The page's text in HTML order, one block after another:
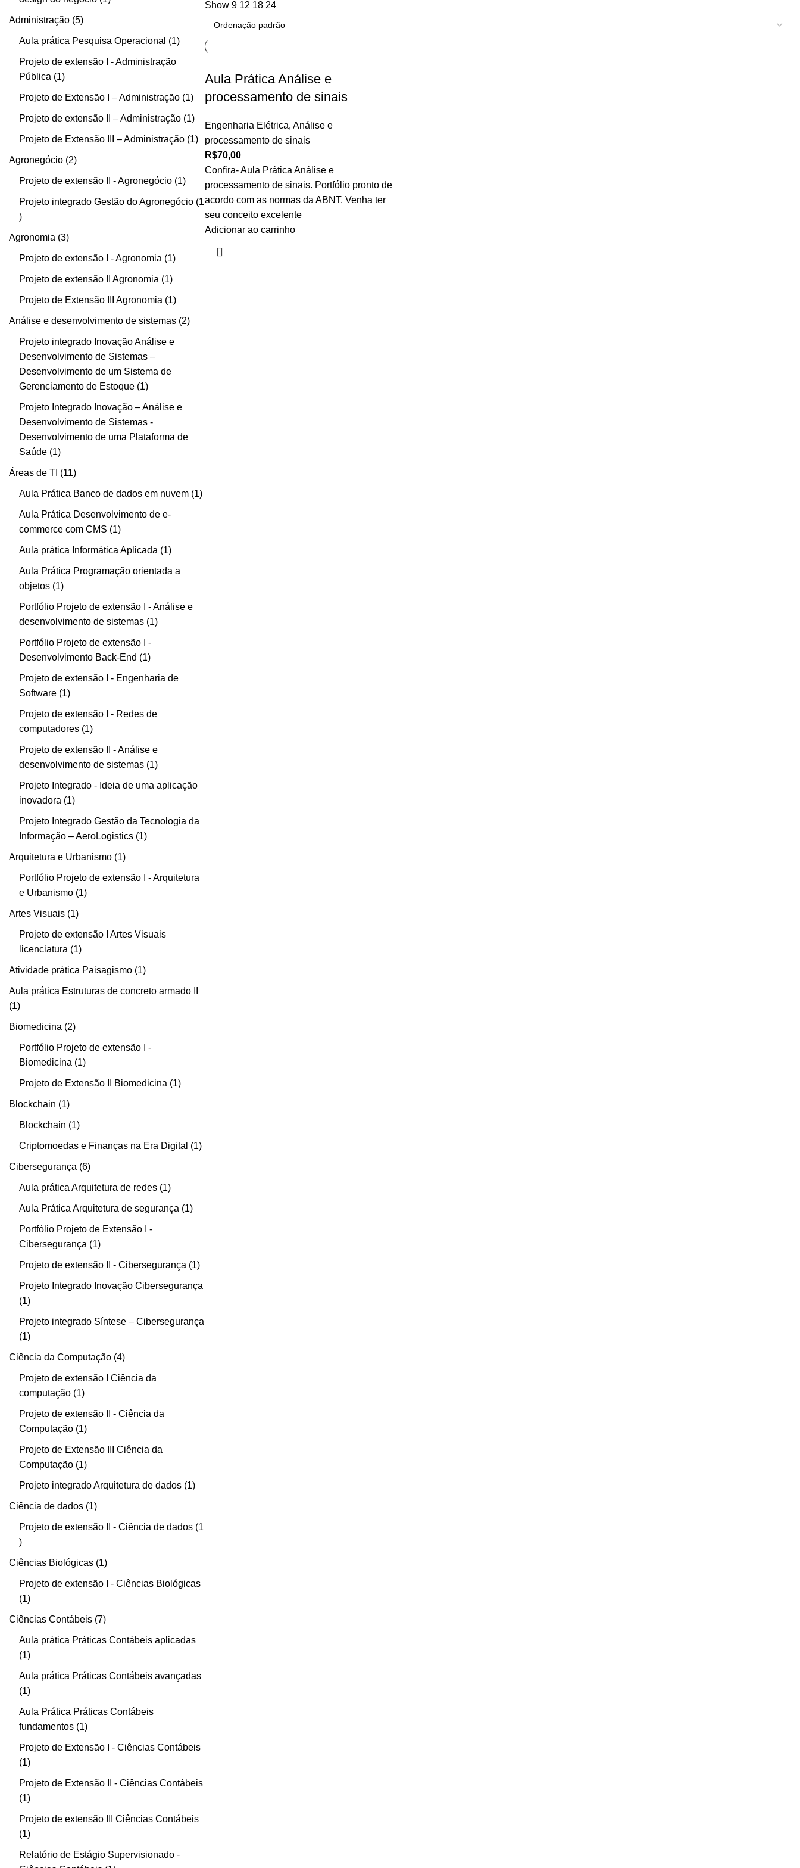
Administração 5
Aula prática Pesquisa Operacional 1
Projeto de extensão I - Administração
Pública
1
Projeto de Extensão I – Administração 1
Projeto de extensão II – Administração 1
Projeto de Extensão III – Administração 1
Agronegócio 2
Projeto de extensão II - Agronegócio 1
Projeto integrado Gestão do Agronegócio 1
Agronomia 3
Projeto de extensão I - Agronomia 1
Projeto de extensão II Agronomia 1
Projeto de Extensão III Agronomia 1
Análise e desenvolvimento de sistemas 2
Projeto integrado Inovação Análise e
Desenvolvimento de Sistemas –
Desenvolvimento de um Sistema de
Gerenciamento de Estoque 1
Projeto Integrado Inovação – Análise e
Desenvolvimento de Sistemas -
Desenvolvimento de uma Plataforma de
Saúde 1
Áreas de TI 11
Aula Prática Banco de dados em nuvem 1
Aula Prática Desenvolvimento de e-
commerce com CMS
1
Aula prática Informática Aplicada 1
Aula Prática Programação orientada a
objetos 1
Portfólio Projeto de extensão I - Análise e
desenvolvimento de sistemas 1
Portfólio Projeto de extensão I -
Desenvolvimento Back-End
1
Projeto de extensão I - Engenharia de
Software 1
Projeto de extensão I - Redes de
computadores 1
Projeto de extensão II - Análise e
desenvolvimento de sistemas 1
Projeto Integrado - Ideia de uma aplicação
inovadora
1
Projeto Integrado Gestão da Tecnologia da
Informação – AeroLogistics 1
Arquitetura e Urbanismo 1
Portfólio Projeto de extensão I - Arquitetura
e Urbanismo 1
Artes Visuais 1
Projeto de extensão I Artes Visuais
licenciatura
1
Atividade prática Paisagismo 1
Aula prática Estruturas de concreto armado II
1
Biomedicina 2
Portfólio Projeto de extensão I -
Biomedicina
1
Projeto de Extensão II Biomedicina 1
Blockchain 1
Blockchain 1
Criptomoedas e Finanças na Era Digital 1
Cibersegurança 6
Aula prática Arquitetura de redes 1
Aula Prática Arquitetura de segurança 1
Portfólio Projeto de Extensão I -
Cibersegurança
1
Projeto de extensão II - Cibersegurança 1
Projeto Integrado Inovação Cibersegurança
1
Projeto integrado Síntese – Cibersegurança
1
Ciência da Computação 4
Projeto de extensão I Ciência da
computação 1
Projeto de extensão II - Ciência da
Computação 1
Projeto de Extensão III Ciência da
Computação 1
Projeto integrado Arquitetura de dados 1
Ciência de dados 1
Projeto de extensão II - Ciência de dados 1
Ciências Biológicas 1
Projeto de extensão I - Ciências Biológicas
1
Ciências Contábeis 7
Aula prática Práticas Contábeis aplicadas
1
Aula prática Práticas Contábeis avançadas
1
Aula Prática Práticas Contábeis
fundamentos 1
Projeto de Extensão I - Ciências Contábeis
1
Projeto de Extensão II - Ciências Contábeis
1
Projeto de extensão III Ciências Contábeis
1
Relatório de Estágio Supervisionado -
Show 9 12 18 24
Aula Prática Análise e
processamento de sinais
Engenharia Elétrica, Análise e
processamento de sinais
R$70,00
Confira- Aula Prática Análise e
processamento de sinais. Portfólio pronto de
acordo com as normas da ABNT. Venha ter
seu conceito excelente
Adicionar ao carrinho